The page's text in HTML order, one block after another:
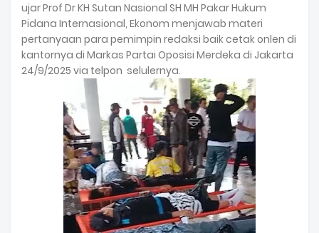
ujar Prof Dr KH Sutan Nasional SH MH Pakar Hukum
Pidana Internasional, Ekonom menjawab materi
pertanyaan para pemimpin redaksi baik cetak onlen di
kantornya di Markas Partai Oposisi Merdeka di Jakarta
24/9/2025 via telpon selulernya.